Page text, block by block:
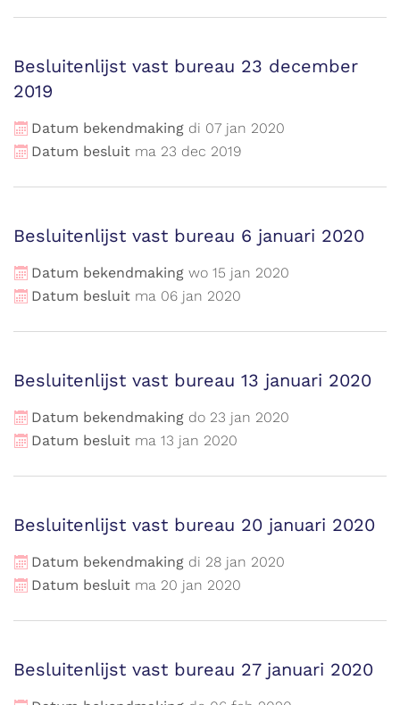
Besluitenlijst vast bureau 23 december
2019
Datum bekendmaking di 07 jan 2020
Datum besluit ma 23 dec 2019
Besluitenlijst vast bureau 6 januari 2020
Datum bekendmaking wo 15 jan 2020
Datum besluit ma 06 jan 2020
Besluitenlijst vast bureau 13 januari 2020
Datum bekendmaking do 23 jan 2020
Datum besluit ma 13 jan 2020
Besluitenlijst vast bureau 20 januari 2020
Datum bekendmaking di 28 jan 2020
Datum besluit ma 20 jan 2020
Besluitenlijst vast bureau 27 januari 2020